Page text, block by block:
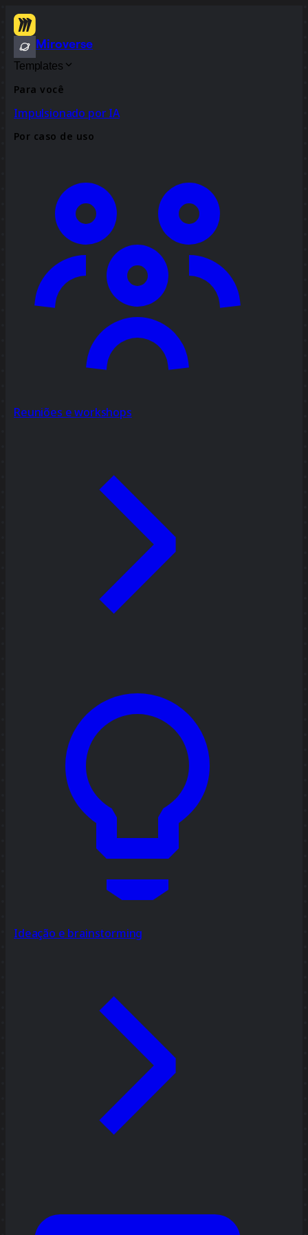
Miroverse
Templates
Para você
Impulsionado por IA
Por caso de uso
Reuniões e workshops
Ideação e brainstorming